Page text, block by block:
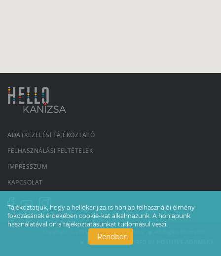
Tájékoztatjuk, hogy a hellokanjiza.rs honlap felhasználói élmény
fokozásának érdekében cookie-kat alkalmazunk. A honlapunk
használatával ön a tájékoztatásunkat tudomásul veszi.
Rendben
ADATKEZELÉSI TÁJÉKOZTATÓ
FELHASZNÁLÁSI FELTÉTELEK
IMPRESSZUM
KAPCSOLAT
Copyright © 2019 - 2026 Magyarkanizsa.
DESIGNED & POWERED BY